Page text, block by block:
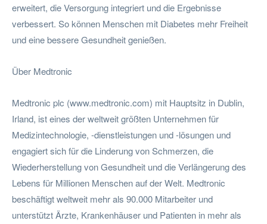
erweitert, die Versorgung integriert und die Ergebnisse
verbessert. So können Menschen mit Diabetes mehr Freiheit
und eine bessere Gesundheit genießen.
Über Medtronic
Medtronic plc (www.medtronic.com) mit Hauptsitz in Dublin,
Irland, ist eines der weltweit größten Unternehmen für
Medizintechnologie, -dienstleistungen und -lösungen und
engagiert sich für die Linderung von Schmerzen, die
Wiederherstellung von Gesundheit und die Verlängerung des
Lebens für Millionen Menschen auf der Welt. Medtronic
beschäftigt weltweit mehr als 90.000 Mitarbeiter und
unterstützt Ärzte, Krankenhäuser und Patienten in mehr als